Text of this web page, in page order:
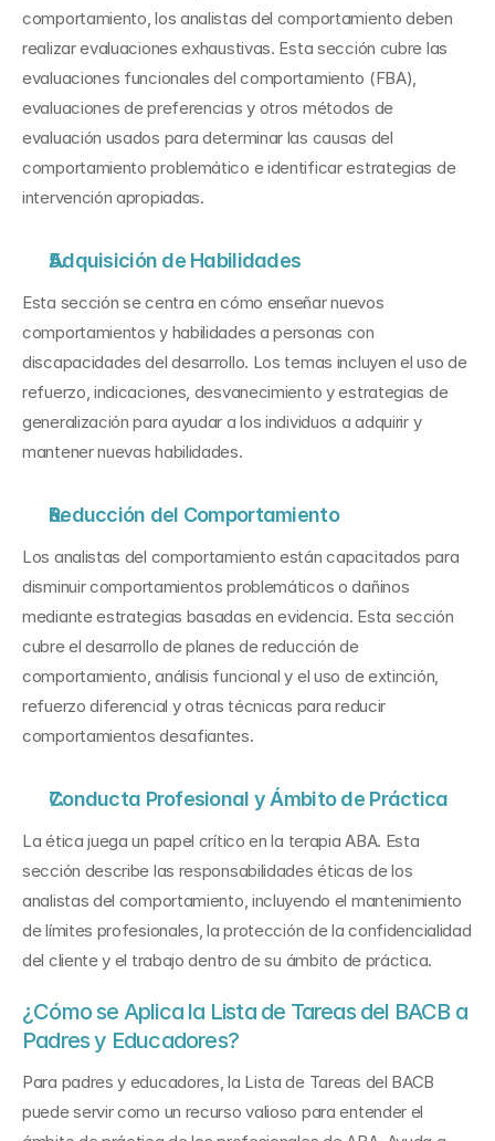
comportamiento, los analistas del comportamiento deben
realizar evaluaciones exhaustivas. Esta sección cubre las
evaluaciones funcionales del comportamiento (FBA),
evaluaciones de preferencias y otros métodos de
evaluación usados para determinar las causas del
comportamiento problemático e identificar estrategias de
intervención apropiadas.
Adquisición de Habilidades
Esta sección se centra en cómo enseñar nuevos
comportamientos y habilidades a personas con
discapacidades del desarrollo. Los temas incluyen el uso de
refuerzo, indicaciones, desvanecimiento y estrategias de
generalización para ayudar a los individuos a adquirir y
mantener nuevas habilidades.
Reducción del Comportamiento
Los analistas del comportamiento están capacitados para
disminuir comportamientos problemáticos o dañinos
mediante estrategias basadas en evidencia. Esta sección
cubre el desarrollo de planes de reducción de
comportamiento, análisis funcional y el uso de extinción,
refuerzo diferencial y otras técnicas para reducir
comportamientos desafiantes.
Conducta Profesional y Ámbito de Práctica
La ética juega un papel crítico en la terapia ABA. Esta
sección describe las responsabilidades éticas de los
analistas del comportamiento, incluyendo el mantenimiento
de límites profesionales, la protección de la confidencialidad
del cliente y el trabajo dentro de su ámbito de práctica.
¿Cómo se Aplica la Lista de Tareas del BACB a
Padres y Educadores?
Para padres y educadores, la Lista de Tareas del BACB
puede servir como un recurso valioso para entender el